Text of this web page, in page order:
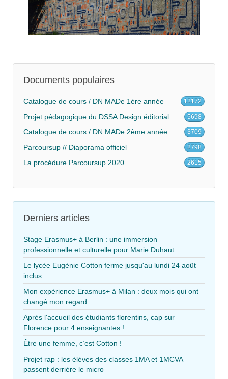
Documents populaires
Catalogue de cours / DN MADe 1ère année 12172
Projet pédagogique du DSSA Design éditorial 5698
Catalogue de cours / DN MADe 2ème année 3709
Parcoursup // Diaporama officiel 2798
La procédure Parcoursup 2020 2615
Derniers articles
Stage Erasmus+ à Berlin : une immersion
professionnelle et culturelle pour Marie Duhaut
Le lycée Eugénie Cotton ferme jusqu'au lundi 24 août
inclus
Mon expérience Erasmus+ à Milan : deux mois qui ont
changé mon regard
Après l'accueil des étudiants florentins, cap sur
Florence pour 4 enseignantes !
Être une femme, c’est Cotton !
Projet rap : les élèves des classes 1MA et 1MCVA
passent derrière le micro